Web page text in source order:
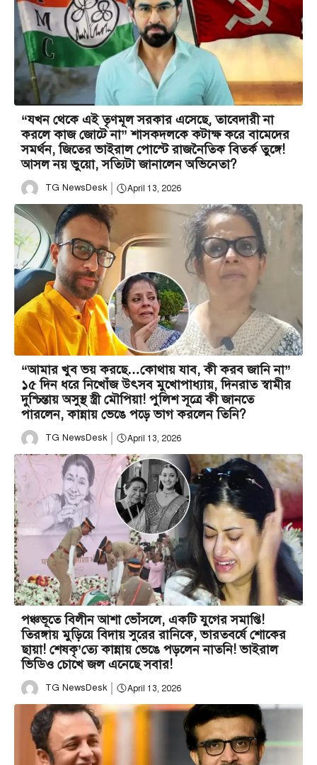
“যখন থেকে এই তৃণমূল সরকার এসেছে, তাবেদারী না
করলে কাজ জোটে না” শাসকদলকে কটাক্ষ করে বামেদের
সমর্থন, জিতের ভাইরাল পোস্টে রাজনৈতিক বিতর্ক তুঙ্গে!
আসল নয় ভুয়ো, সত্যিটা জানালেন অভিনেতা?
TG NewsDesk April 13, 2026
“আমার খুব ভয় করছে…কোথায় যাব, কী করব জানি না”
১৫ দিন ধরে নিখোঁজ উৎসব মুখোপাধ্যায়, দিনরাত স্বামীর
দুশ্চিন্তায় অসুস্থ স্ত্রী মৌপিয়া! পুলিশ সূত্রে কী জানতে
পারলেন, কান্নায় ভেঙে পড়ে ভাগ করলেন তিনি?
TG NewsDesk April 13, 2026
পঞ্চভূতে বিলীন আশা ভোঁসলে, একটি যুগের সমাপ্তি!
তিরঙ্গায় মুড়িয়ে বিদায় সুরের রানিকে, ভারতবর্ষে শোকের
ছায়া! শেষকৃ’ত্যে কান্নায় ভেঙে পড়লেন নাতনি! ভাইরাল
ভিডিও চোখে জল এনেছে সবার!
TG NewsDesk April 13, 2026